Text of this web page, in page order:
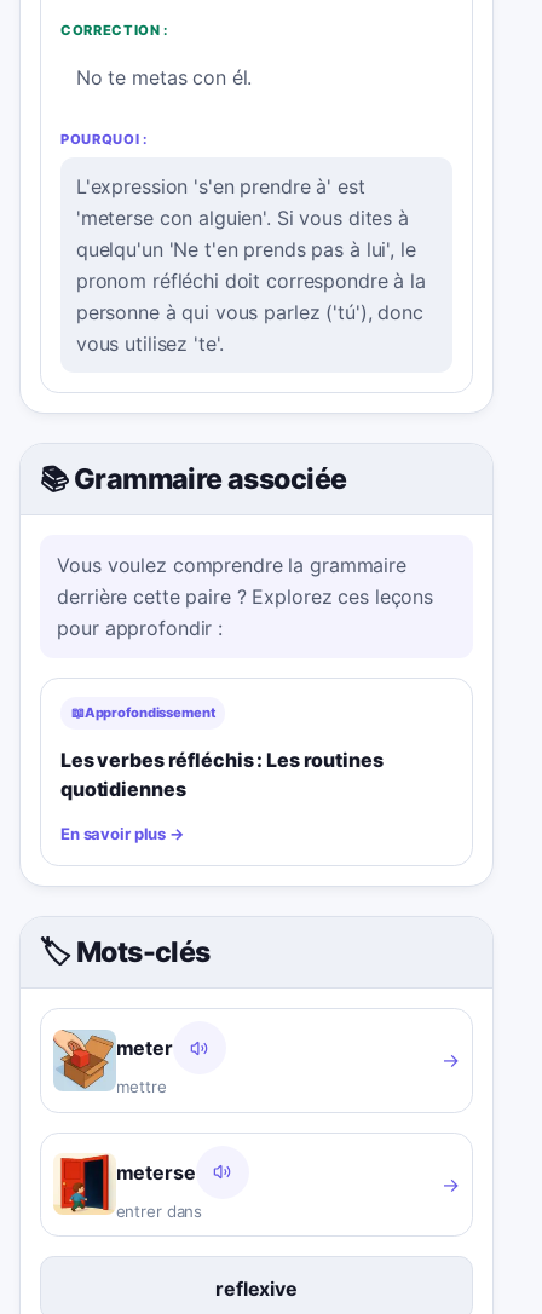
CORRECTION :
No te metas con él.
POURQUOI :
L'expression 's'en prendre à' est
'meterse con alguien'. Si vous dites à
quelqu'un 'Ne t'en prends pas à lui', le
pronom réfléchi doit correspondre à la
personne à qui vous parlez ('tú'), donc
vous utilisez 'te'.
📚 Grammaire associée
Vous voulez comprendre la grammaire
derrière cette paire ? Explorez ces leçons
pour approfondir :
📖Approfondissement
Les verbes réfléchis : Les routines
quotidiennes
En savoir plus →
🏷️ Mots-clés
meter
mettre
→
meterse
entrer dans
→
reflexive